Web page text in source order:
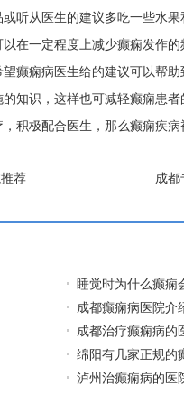
听从医生的建议多吃一些水
在一定程度上减少癫痫发作的
癫痫病医生给的建议可以帮
知识，这样也可减轻癫痫患
积极配合医生，那么癫痫疾病
荐 成都
睡觉时为什么癫痫
成都癫痫病医院介
成都治疗癫痫病的
绵阳有几家正规的
泸州治癫痫病的医